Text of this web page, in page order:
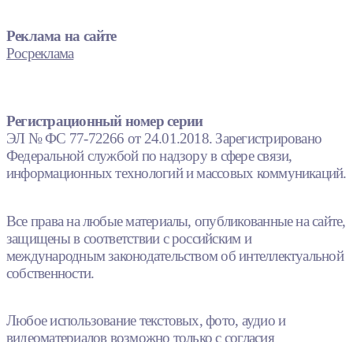
Реклама на сайте
Росреклама
Регистрационный номер серии
ЭЛ № ФС 77-72266 от 24.01.2018. Зарегистрировано
Федеральной службой по надзору в сфере связи,
информационных технологий и массовых коммуникаций.
Все права на любые материалы, опубликованные на сайте,
защищены в соответствии с российским и
международным законодательством об интеллектуальной
собственности.
Любое использование текстовых, фото, аудио и
видеоматериалов возможно только с согласия